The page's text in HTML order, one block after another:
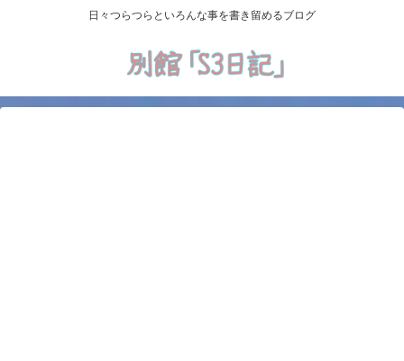
日々つらつらといろんな事を書き留めるブログ